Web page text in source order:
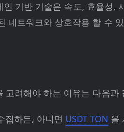
기반 기술은 속도, 효율성,
네트워크와 상호작용 할 수
려해야 하는 이유는 다음과
집하든, 아니면 USDT TON 을